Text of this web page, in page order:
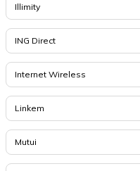
Illimity
ING Direct
Internet Wireless
Linkem
Mutui